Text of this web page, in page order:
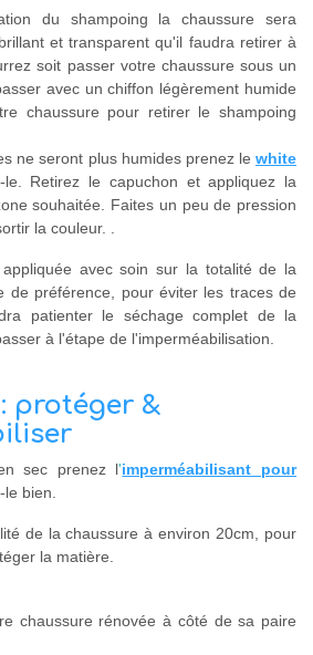
du shampoing la chaussure sera
et transparent qu'il faudra retirer à
soit passer votre chaussure sous un
avec un chiffon légèrement humide
chaussure pour retirer le shampoing
ne seront plus humides prenez le white
le. Retirez le capuchon et appliquez la
souhaitée. Faites un peu de pression
la couleur. .
avec soin sur la totalité de la
de préférence, pour éviter les traces de
patienter le séchage complet de la
à l'étape de l'imperméabilisation.
protéger &
sec prenez l'imperméabilisant pour
bien.
de la chaussure à environ 20cm, pour
la matière.
chaussure rénovée à côté de sa paire